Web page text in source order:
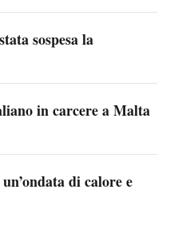
sospesa la
in carcere a Malta
di calore e